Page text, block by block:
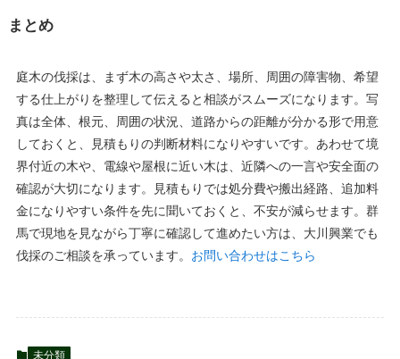
まとめ
庭木の伐採は、まず木の高さや太さ、場所、周囲の障害物、希望
する仕上がりを整理して伝えると相談がスムーズになります。写
真は全体、根元、周囲の状況、道路からの距離が分かる形で用意
しておくと、見積もりの判断材料になりやすいです。あわせて境
界付近の木や、電線や屋根に近い木は、近隣への一言や安全面の
確認が大切になります。見積もりでは処分費や搬出経路、追加料
金になりやすい条件を先に聞いておくと、不安が減らせます。群
馬で現地を見ながら丁寧に確認して進めたい方は、大川興業でも
伐採のご相談を承っています。 お問い合わせはこちら
未分類